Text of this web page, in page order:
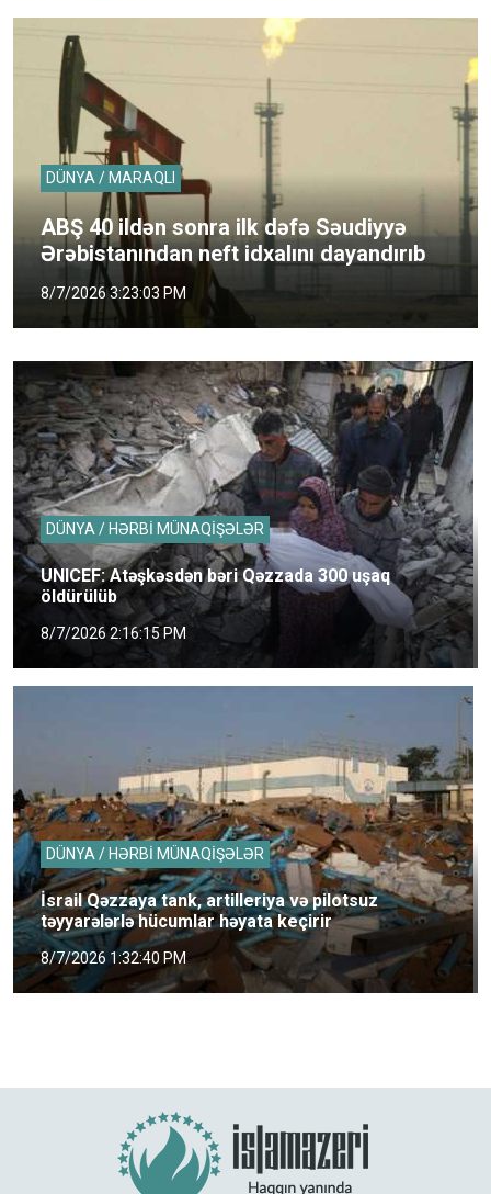
DÜNYA / MARAQLI
ABŞ 40 ildən sonra ilk dəfə Səudiyyə
Ərəbistanından neft idxalını dayandırıb
8/7/2026 3:23:03 PM
DÜNYA / HƏRBİ MÜNAQİŞƏLƏR
UNICEF: Atəşkəsdən bəri Qəzzada 300 uşaq
öldürülüb
8/7/2026 2:16:15 PM
DÜNYA / HƏRBİ MÜNAQİŞƏLƏR
İsrail Qəzzaya tank, artilleriya və pilotsuz
təyyarələrlə hücumlar həyata keçirir
8/7/2026 1:32:40 PM